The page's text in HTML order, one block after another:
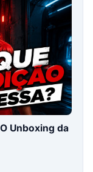
Unboxing da